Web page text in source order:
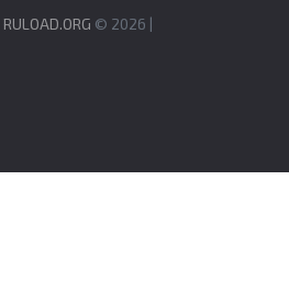
RULOAD.ORG © 2026 |